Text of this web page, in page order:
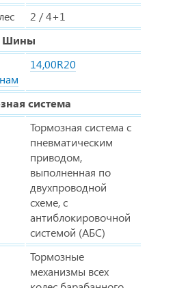
2 / 4+1
Шины
14,00R20
система
Тормозная система с
пневматическим
приводом,
выполненная по
двухпроводной
схеме, с
антиблокировочной
системой (АБС)
Тормозные
механизмы всех